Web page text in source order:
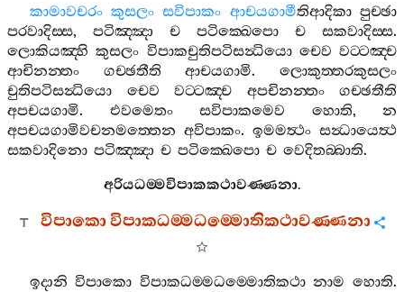
කාමාවචරං කුසලං සවිපාකං ආචයගාමීතිආදිකා පුච‍්ඡා
පරවාදිස‍්ස, පටිඤ‍්ඤා ච පටික‍්ඛෙපො ච සකවාදිස‍්ස.
ලොකියඤ‍්හි කුසලං විපාකචුතිපටිසන්‍ධියො චෙව වට‍්ටඤ‍්ච
ආචිනන‍්තං
ගච‍්ඡතීති ආචයගාමි.ලොකුත‍්තරකුසලං
චුතිපටිසන්‍ධියො
චෙව වට‍්ටඤ‍්ච අපචිනන‍්තං
ගච‍්ඡතීති
අපචයගාමි. එවමෙතං සවිපාකමෙව හොති, න
අපචයගාමිවචනමත‍්තෙන අවිපාකං. ඉමමත්‍ථං සන්‍ධායෙත්‍ථ
සකවාදිනො පටිඤ‍්ඤා ච පටික‍්ඛෙපො ච වෙදිතබ‍්බාති.
අරියධම‍්මවිපාකකථාවණ‍්ණනා.
විපාකොවිපාකධම‍්මධම‍්මොතිකථාවණ‍්ණනා
ඉදානි විපාකො විපාකධම‍්මධම‍්මොතිකථා නාම හොති.